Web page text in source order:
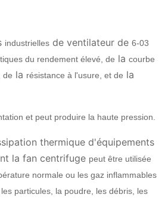
industrielles de ventilateur de 6-03
du rendement élevé, de la courbe
de la résistance à l'usure, et de la
et peut produire la haute pression.
thermique d'équipements
la fan centrifuge peut être utilisée
normale ou les gaz inflammables
particules, la poudre, les débris, les